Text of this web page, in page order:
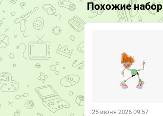
Похожие
25 июня 2026 09:57